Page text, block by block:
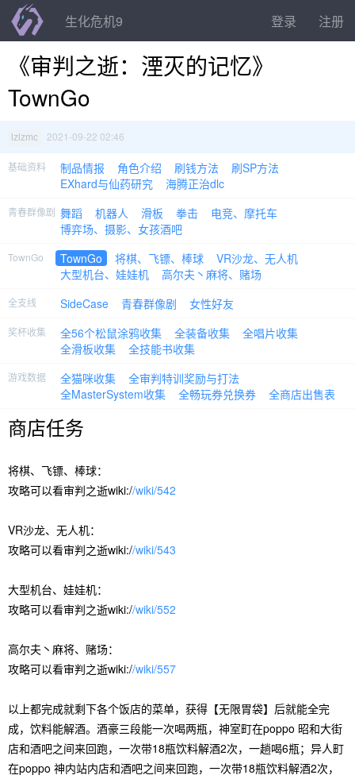
登录 注册
生化危机9
《审判之逝：湮灭的记忆》
TownGo
lzlzmc 2021-09-22 02:46
基础资料 制品情报 角色介绍 刷钱方法
刷SP方法
EXhard与仙药研究
海腾正治dlc
青春群像剧 舞蹈 机器人 滑板 拳击
电竞、摩托车
博弈场、摄影、女孩酒吧
TownGo TownGo 将棋、飞镖、棒球
VR沙龙、无人机
大型机台、娃娃机
高尔夫丶麻将、赌场
全支线 SideCase 青春群像剧 女性好友
奖杯收集 全56个松鼠涂鸦收集 全装备收集
全唱片收集
全滑板收集
全技能书收集
游戏数据 全猫咪收集
全审判特训奖励与打法
全MasterSystem收集
全畅玩券兑换券 全商店出售表
商店任务
将棋、飞镖、棒球：
攻略可以看审判之逝wiki://wiki/542
VR沙龙、无人机：
攻略可以看审判之逝wiki://wiki/543
大型机台、娃娃机：
攻略可以看审判之逝wiki://wiki/552
高尔夫丶麻将、赌场：
攻略可以看审判之逝wiki://wiki/557
以上都完成就剩下各个饭店的菜单，获得【无限胃袋】后就能全完
成，饮料能解酒。酒豪三段能一次喝两瓶，神室町在poppo 昭和大街
店和酒吧之间来回跑，一次带18瓶饮料解酒2次，一趟喝6瓶；异人町
在poppo 神内站内店和酒吧之间来回跑，一次带18瓶饮料解酒2次，